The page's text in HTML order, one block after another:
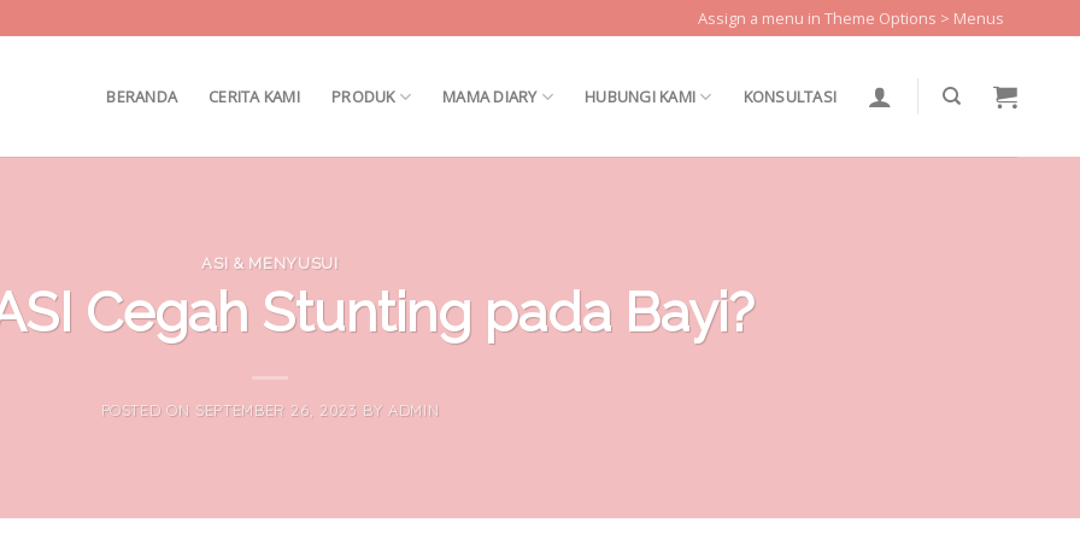
Assign a menu in Theme Options > Menus
BERANDA CERITA KAMI PRODUK MAMA DIARY HUBUNGI KAMI KONSULTASI
ASI & MENYUSUI
Cegah Stunting pada Bayi?
POSTED ON SEPTEMBER 26, 2023 BY ADMIN